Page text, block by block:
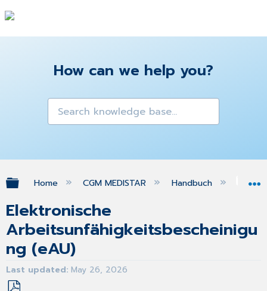
How can we help you?
Expand/collapse global hierarchy
Home CGM MEDISTAR Handbuch
Elektronische
Arbeitsunfähigkeitsbescheinigu
ng (eAU)
Last updated May 26, 2026